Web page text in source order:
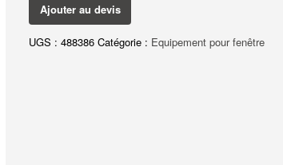
Ajouter au devis
UGS : 488386 Catégorie : Equipement pour fenêtre